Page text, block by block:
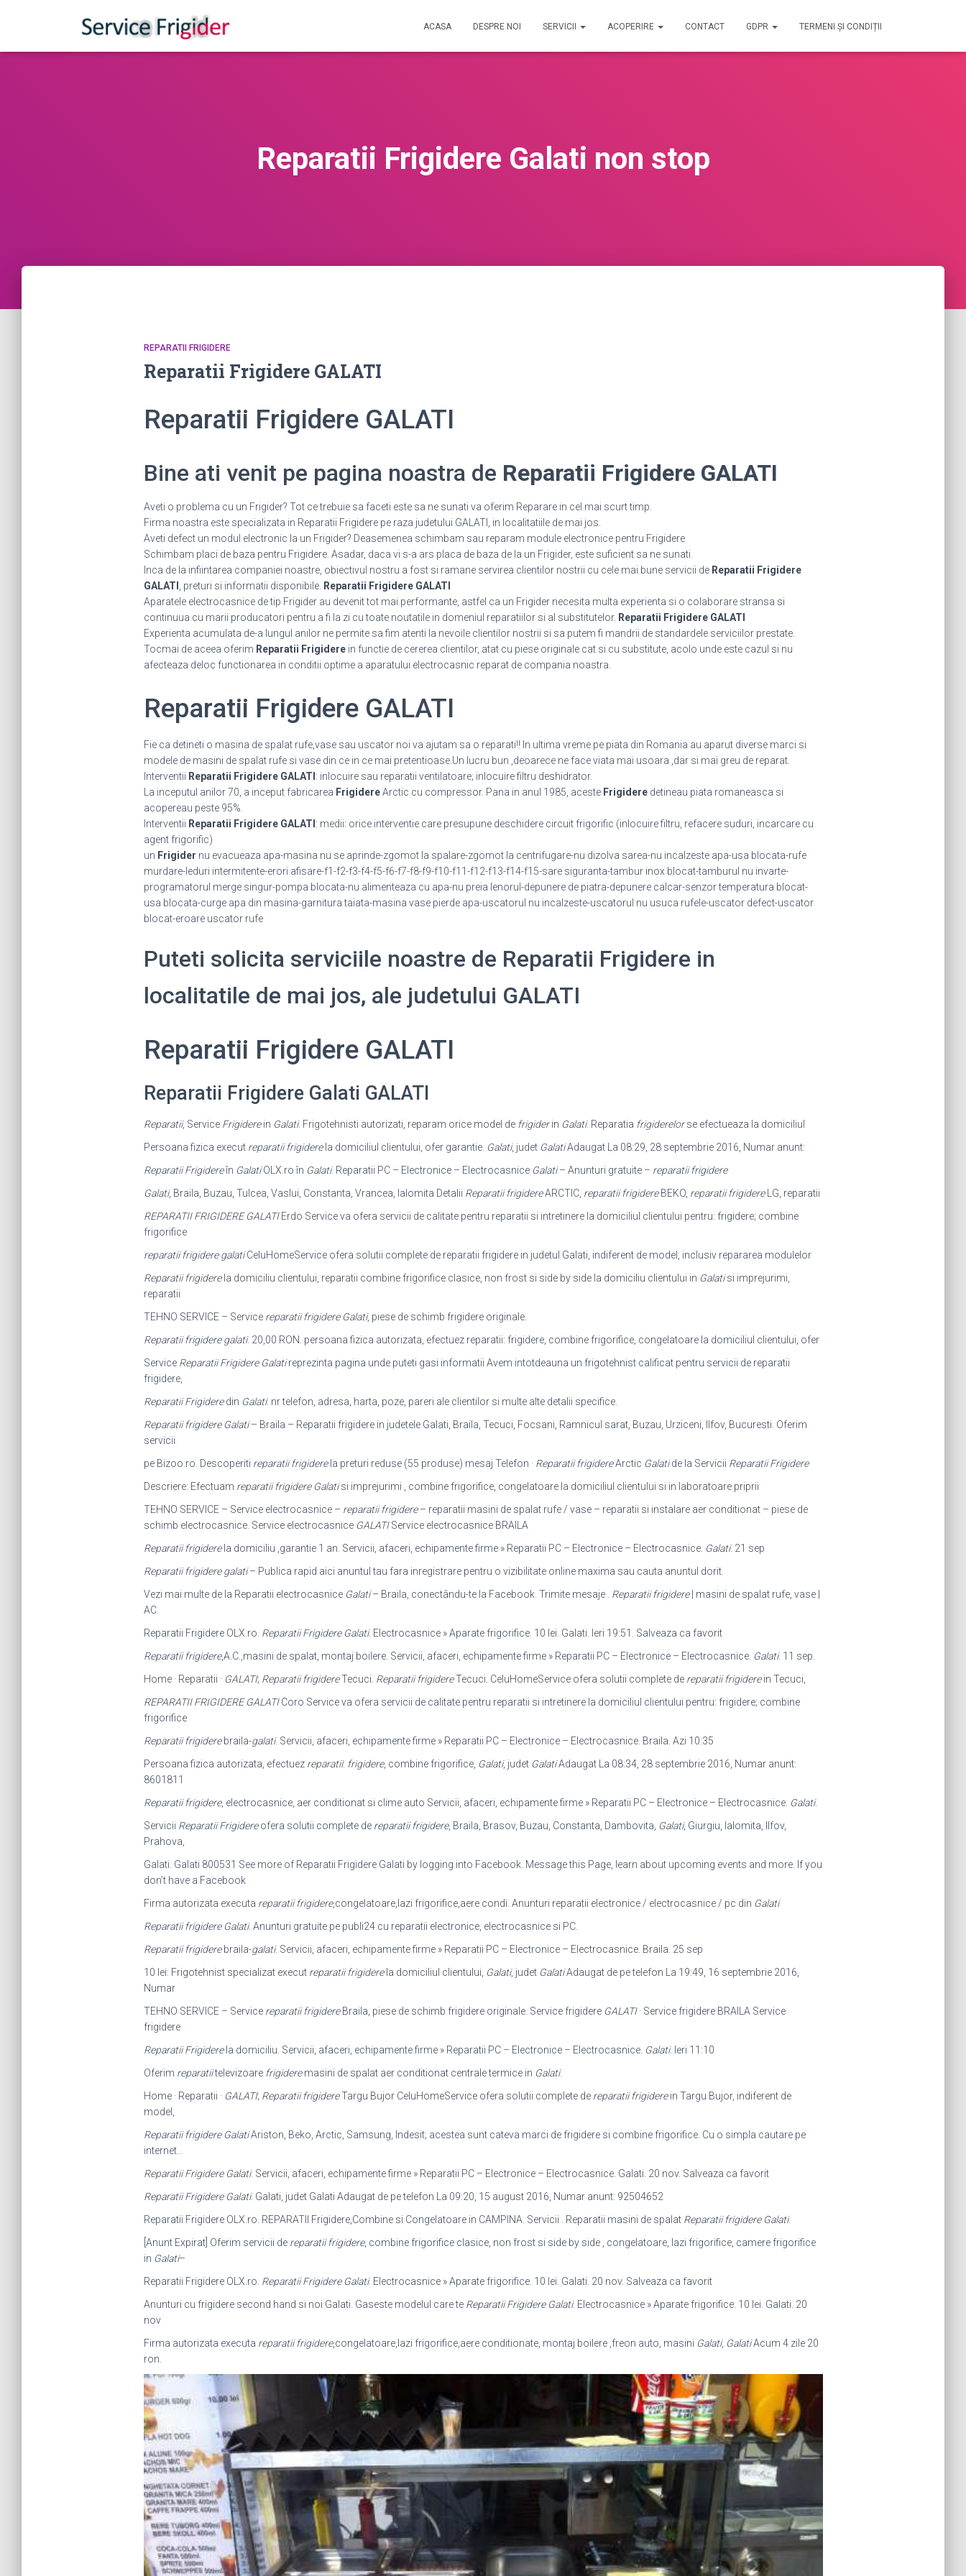
ACASA DESPRE NOI SERVICII ACOPERIRE CONTACT GDPR TERMENI ȘI CONDIȚII
Reparatii Frigidere Galati non stop
REPARATII FRIGIDERE
Reparatii Frigidere GALATI
Reparatii Frigidere GALATI
Bine ati venit pe pagina noastra de Reparatii Frigidere GALATI
Aveti o problema cu un Frigider? Tot ce trebuie sa faceti este sa ne sunati va oferim Reparare in cel mai scurt timp.
Firma noastra este specializata in Reparatii Frigidere pe raza judetului GALATI, in localitatiile de mai jos.
Aveti defect un modul electronic la un Frigider? Deasemenea schimbam sau reparam module electronice pentru Frigidere
Schimbam placi de baza pentru Frigidere. Asadar, daca vi s-a ars placa de baza de la un Frigider, este suficient sa ne sunati.
Inca de la infiintarea companiei noastre, obiectivul nostru a fost si ramane servirea clientilor nostrii cu cele mai bune servicii de Reparatii Frigidere
GALATI
, preturi si informatii disponibile. Reparatii Frigidere GALATI
Aparatele electrocasnice de tip Frigider au devenit tot mai performante, astfel ca un Frigider necesita multa experienta si o colaborare stransa si
continuua cu marii producatori pentru a fi la zi cu toate noutatile in domeniul reparatiilor si al substitutelor. Reparatii Frigidere GALATI
Experienta acumulata de-a lungul anilor ne permite sa fim atenti la nevoile clientilor nostrii si sa putem fi mandrii de standardele serviciilor prestate.
Tocmai de aceea oferim Reparatii Frigiderein functie de cererea clientilor, atat cu piese originale cat si cu substitute, acolo unde este cazul si nu
afecteaza deloc functionarea in conditii optime a aparatului electrocasnic reparat de compania noastra.
Reparatii Frigidere GALATI
Fie ca detineti o masina de spalat rufe,vase sau uscator noi va ajutam sa o reparati!! In ultima vreme pe piata din Romania au aparut diverse marci si
modele de masini de spalat rufe si vase din ce in ce mai pretentioase.Un lucru bun ,deoarece ne face viata mai usoara ,dar si mai greu de reparat.
Interventii Reparatii Frigidere GALATI : inlocuire sau reparatii ventilatoare; inlocuire filtru deshidrator.
La inceputul anilor 70, a inceput fabricarea FrigidereArctic cu compressor. Pana in anul 1985, aceste Frigideredetineau piata romaneasca si
acopereau peste 95%.
Interventii Reparatii Frigidere GALATI : medii: orice interventie care presupune deschidere circuit frigorific (inlocuire filtru, refacere suduri, incarcare cu
agent frigorific)
un Frigider nu evacueaza apa-masina nu se aprinde-zgomot la spalare-zgomot la centrifugare-nu dizolva sarea-nu incalzeste apa-usa blocata-rufe
murdare-leduri intermitente-erori afisare-f1-f2-f3-f4-f5-f6-f7-f8-f9-f10-f11-f12-f13-f14-f15-sare siguranta-tambur inox blocat-tamburul nu invarte-
programatorul merge singur-pompa blocata-nu alimenteaza cu apa-nu preia lenorul-depunere de piatra-depunere calcar-senzor temperatura blocat-
usa blocata-curge apa din masina-garnitura taiata-masina vase pierde apa-uscatorul nu incalzeste-uscatorul nu usuca rufele-uscator defect-uscator
blocat-eroare uscator rufe
Puteti solicita serviciile noastre de Reparatii Frigidere in
localitatile de mai jos, ale judetului GALATI
Reparatii Frigidere GALATI
Reparatii Frigidere Galati GALATI
Reparatii, Service Frigiderein Galati. Frigotehnisti autorizati, reparam orice model de frigiderin Galati. Reparatia frigiderelorse efectueaza la domiciliul
Persoana fizica execut reparatii frigiderela domiciliul clientului, ofer garantie. Galati, judet GalatiAdaugat La 08:29, 28 septembrie 2016, Numar anunt:
Reparatii Frigidereîn GalatiOLX.ro în Galati. Reparatii PC – Electronice – Electrocasnice Galati– Anunturi gratuite – reparatii frigidere
Galati, Braila, Buzau, Tulcea, Vaslui, Constanta, Vrancea, Ialomita Detalii Reparatii frigidereARCTIC, reparatii frigidereBEKO, reparatii frigidereLG, reparatii
REPARATII FRIGIDERE GALATIErdo Service va ofera servicii de calitate pentru reparatii si intretinere la domiciliul clientului pentru: frigidere; combine
frigorifice
reparatii frigidere galatiCeluHomeService ofera solutii complete de reparatii frigidere in judetul Galati, indiferent de model, inclusiv repararea modulelor
Reparatii frigiderela domiciliu clientului, reparatii combine frigorifice clasice, non frost si side by side la domiciliu clientului in Galatisi imprejurimi,
reparatii
TEHNO SERVICE – Service reparatii frigidere Galati, piese de schimb frigidere originale.
Reparatii frigidere galati. 20,00 RON. persoana fizica autorizata, efectuez reparatii: frigidere, combine frigorifice, congelatoare la domiciliul clientului, ofer
Service Reparatii Frigidere Galatireprezinta pagina unde puteti gasi informatii Avem intotdeauna un frigotehnist calificat pentru servicii de reparatii
frigidere,
Reparatii Frigideredin Galati: nr telefon, adresa, harta, poze, pareri ale clientilor si multe alte detalii specifice.
Reparatii frigidere Galati– Braila – Reparatii frigidere in judetele Galati, Braila, Tecuci, Focsani, Ramnicul sarat, Buzau, Urziceni, Ilfov, Bucuresti. Oferim
servicii
pe Bizoo.ro. Descoperiti reparatii frigiderela preturi reduse (55 produse) mesaj Telefon · Reparatii frigidereArctic Galatide la Servicii Reparatii Frigidere
Descriere: Efectuam reparatii frigidere Galatisi imprejurimi , combine frigorifice, congelatoare la domiciliul clientului si in laboratoare priprii
TEHNO SERVICE – Service electrocasnice – reparatii frigidere– reparatii masini de spalat rufe / vase – reparatii si instalare aer conditionat – piese de
schimb electrocasnice. Service electrocasnice GALATIService electrocasnice BRAILA
Reparatii frigiderela domiciliu ,garantie 1 an. Servicii, afaceri, echipamente firme » Reparatii PC – Electronice – Electrocasnice. Galati. 21 sep
Reparatii frigidere galati– Publica rapid aici anuntul tau fara inregistrare pentru o vizibilitate online maxima sau cauta anuntul dorit.
Vezi mai multe de la Reparatii electrocasnice Galati– Braila, conectându-te la Facebook. Trimite mesaje . Reparatii frigidere| masini de spalat rufe, vase |
AC.
Reparatii Frigidere OLX.ro. Reparatii Frigidere Galati. Electrocasnice » Aparate frigorifice. 10 lei. Galati. Ieri 19:51. Salveaza ca favorit
Reparatii frigidere,A.C.,masini de spalat, montaj boilere. Servicii, afaceri, echipamente firme » Reparatii PC – Electronice – Electrocasnice. Galati. 11 sep.
Home · Reparatii · GALATI; Reparatii frigidereTecuci. Reparatii frigidereTecuci. CeluHomeService ofera solutii complete de reparatii frigiderein Tecuci,
REPARATII FRIGIDERE GALATICoro Service va ofera servicii de calitate pentru reparatii si intretinere la domiciliul clientului pentru: frigidere; combine
frigorifice
Reparatii frigiderebraila-galati. Servicii, afaceri, echipamente firme » Reparatii PC – Electronice – Electrocasnice. Braila. Azi 10:35
Persoana fizica autorizata, efectuez reparatii: frigidere, combine frigorifice, Galati, judet GalatiAdaugat La 08:34, 28 septembrie 2016, Numar anunt:
8601811
Reparatii frigidere, electrocasnice, aer conditionat si clime auto Servicii, afaceri , echipamente firme » Reparatii PC – Electronice – Electrocasnice. Galati.
Servicii Reparatii Frigidereofera solutii complete de reparatii frigidere, Braila, Brasov, Buzau, Constanta, Dambovita, Galati, Giurgiu, Ialomita, Ilfov,
Prahova,
Galati. Galati 800531 See more of Reparatii Frigidere Galati by logging into Facebook. Message this Page, learn about upcoming events and more. If you
don’t have a Facebook
Firma autorizata executa reparatii frigidere,congelatoare,lazi frigorifice,aere condi. Anunturi reparatii electronice / electrocasnice / pc din Galati
Reparatii frigidere Galati. Anunturi gratuite pe publi24 cu reparatii electronice, electrocasnice si PC.
Reparatii frigiderebraila-galati. Servicii, afaceri, echipamente firme » Reparatii PC – Electronice – Electrocasnice. Braila. 25 sep
10 lei: Frigotehnist specializat execut reparatii frigiderela domiciliul clientului, Galati, judet GalatiAdaugat de pe telefon La 19:49, 16 septembrie 2016,
Numar
TEHNO SERVICE – Service reparatii frigidereBraila, piese de schimb frigidere originale. Service frigidere GALATI· Service frigidere BRAILA Service
frigidere
Reparatii Frigiderela domiciliu. Servicii, afaceri, echipamente firme » Reparatii PC – Electronice – Electrocasnice. Galati. Ieri 11:10
Oferim reparatiitelevizoare frigideremasini de spalat aer conditionat centrale termice in Galati.
Home · Reparatii · GALATI; Reparatii frigidereTargu Bujor CeluHomeService ofera solutii complete de reparatii frigiderein Targu Bujor, indiferent de
model,
Reparatii frigidere GalatiAriston, Beko, Arctic, Samsung, Indesit; acestea sunt cateva marci de frigidere si combine frigorifice. Cu o simpla cautare pe
internet…
Reparatii Frigidere Galati. Servicii, afaceri, echipamente firme » Reparatii PC – Electronice – Electrocasnice. Galati. 20 nov. Salveaza ca favorit
Reparatii Frigidere Galati. Galati, judet Galati Adaugat de pe telefon La 09:20, 15 august 2016, Numar anunt: 92504652
Reparatii Frigidere OLX.ro. REPARATII Frigidere,Combine si Congelatoare in CAMPINA. Servicii . Reparatii masini de spalat Reparatii frigidere Galati.
[Anunt Expirat] Oferim servicii de reparatii frigidere, combine frigorifice clasice, non frost si side by side , congelatoare, lazi frigorifice, camere frigorifice
in Galati–
Reparatii Frigidere OLX.ro. Reparatii Frigidere Galati. Electrocasnice » Aparate frigorifice. 10 lei. Galati. 20 nov. Salveaza ca favorit
Anunturi cu frigidere second hand si noi Galati. Gaseste modelul care te Reparatii Frigidere Galati. Electrocasnice » Aparate frigorifice. 10 lei. Galati. 20
nov
Firma autorizata executa reparatii frigidere,congelatoare,lazi frigorifice,aere conditionate, montaj boilere ,freon auto, masini Galati, GalatiAcum 4 zile 20
ron.